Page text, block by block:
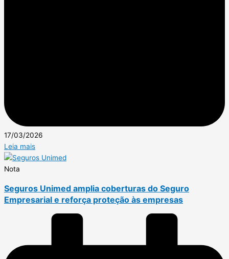
17/03/2026
Leia mais
Nota
Seguros Unimed amplia coberturas do Seguro
Empresarial e reforça proteção às empresas